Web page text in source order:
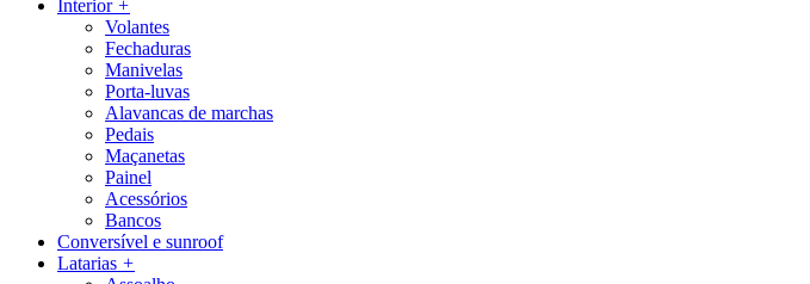
Interior +
Volantes
Fechaduras
Manivelas
Porta-luvas
Alavancas de marchas
Pedais
Maçanetas
Painel
Acessórios
Bancos
Conversível e sunroof
Latarias +